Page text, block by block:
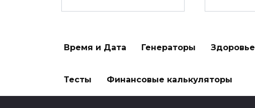
Время и Дата Генераторы Здоровье
Тесты Финансовые калькуляторы